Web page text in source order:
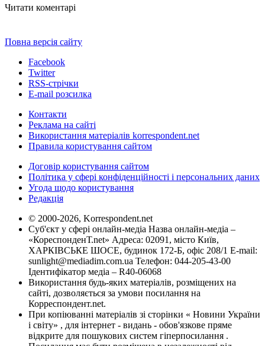
Читати коментарі
Повна версія сайту
Facebook
Twitter
RSS-стрічки
E-mail розсилка
Контакти
Реклама на сайті
Використання матеріалів korrespondent.net
Правила користування сайтом
Договір користування сайтом
Політика у сфері конфіденційності і персональних даних
Угода щодо користування
Редакція
© 2000-2026, Korrespondent.net
Суб'єкт у сфері онлайн-медіа Назва онлайн-медіа –
«КореспонденТ.net» Адреса: 02091, місто Київ,
ХАРКІВСЬКЕ ШОСЕ, будинок 172-Б, офіс 208/1 E-mail:
sunlight@mediadim.com.ua Телефон: 044-205-43-00
Ідентифікатор медіа – R40-06068
Використання будь-яких матеріалів, розміщених на
сайті, дозволяється за умови посилання на
Корреспондент.net.
При копіюванні матеріалів зі сторінки « Новини України
і світу» , для інтернет - видань - обов'язкове пряме
відкрите для пошукових систем гіперпосилання .